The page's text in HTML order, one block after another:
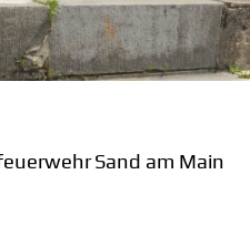
Sand am Main